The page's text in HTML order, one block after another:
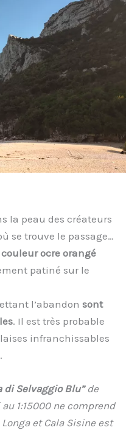
la peau des créateurs
se trouve le passage…
ocre orangé
patiné sur le
l’abandon sont
. Il est très probable
infranchissables
di Selvaggio Blu”de
1:15000 ne comprend
et Cala Sisine est